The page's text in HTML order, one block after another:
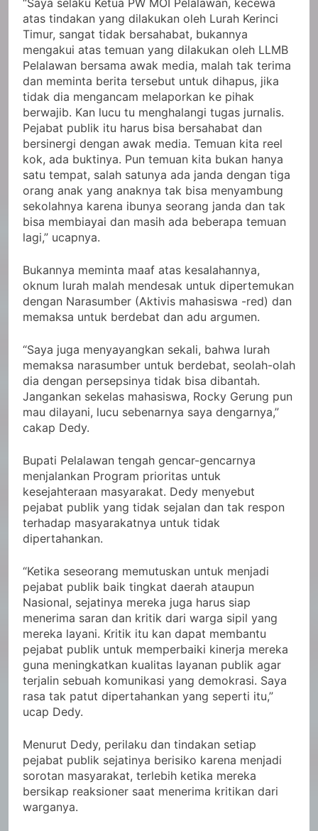
atas tindakan yang dilakukan oleh Lurah Kerinci
Timur, sangat tidak bersahabat, bukannya
mengakui atas temuan yang dilakukan oleh LLMB
Pelalawan bersama awak media, malah tak terima
dan meminta berita tersebut untuk dihapus, jika
tidak dia mengancam melaporkan ke pihak
berwajib. Kan lucu tu menghalangi tugas jurnalis.
Pejabat publik itu harus bisa bersahabat dan
bersinergi dengan awak media. Temuan kita reel
kok, ada buktinya. Pun temuan kita bukan hanya
satu tempat, salah satunya ada janda dengan tiga
orang anak yang anaknya tak bisa menyambung
sekolahnya karena ibunya seorang janda dan tak
bisa membiayai dan masih ada beberapa temuan
lagi,” ucapnya.
Bukannya meminta maaf atas kesalahannya,
oknum lurah malah mendesak untuk dipertemukan
dengan Narasumber (Aktivis mahasiswa -red) dan
memaksa untuk berdebat dan adu argumen.
“Saya juga menyayangkan sekali, bahwa lurah
memaksa narasumber untuk berdebat, seolah-olah
dia dengan persepsinya tidak bisa dibantah.
Jangankan sekelas mahasiswa, Rocky Gerung pun
mau dilayani, lucu sebenarnya saya dengarnya,”
cakap Dedy.
Bupati Pelalawan tengah gencar-gencarnya
menjalankan Program prioritas untuk
kesejahteraan masyarakat. Dedy menyebut
pejabat publik yang tidak sejalan dan tak respon
terhadap masyarakatnya untuk tidak
dipertahankan.
“Ketika seseorang memutuskan untuk menjadi
pejabat publik baik tingkat daerah ataupun
Nasional, sejatinya mereka juga harus siap
menerima saran dan kritik dari warga sipil yang
mereka layani. Kritik itu kan dapat membantu
pejabat publik untuk memperbaiki kinerja mereka
guna meningkatkan kualitas layanan publik agar
terjalin sebuah komunikasi yang demokrasi. Saya
rasa tak patut dipertahankan yang seperti itu,”
ucap Dedy.
Menurut Dedy, perilaku dan tindakan setiap
pejabat publik sejatinya berisiko karena menjadi
sorotan masyarakat, terlebih ketika mereka
bersikap reaksioner saat menerima kritikan dari
warganya.